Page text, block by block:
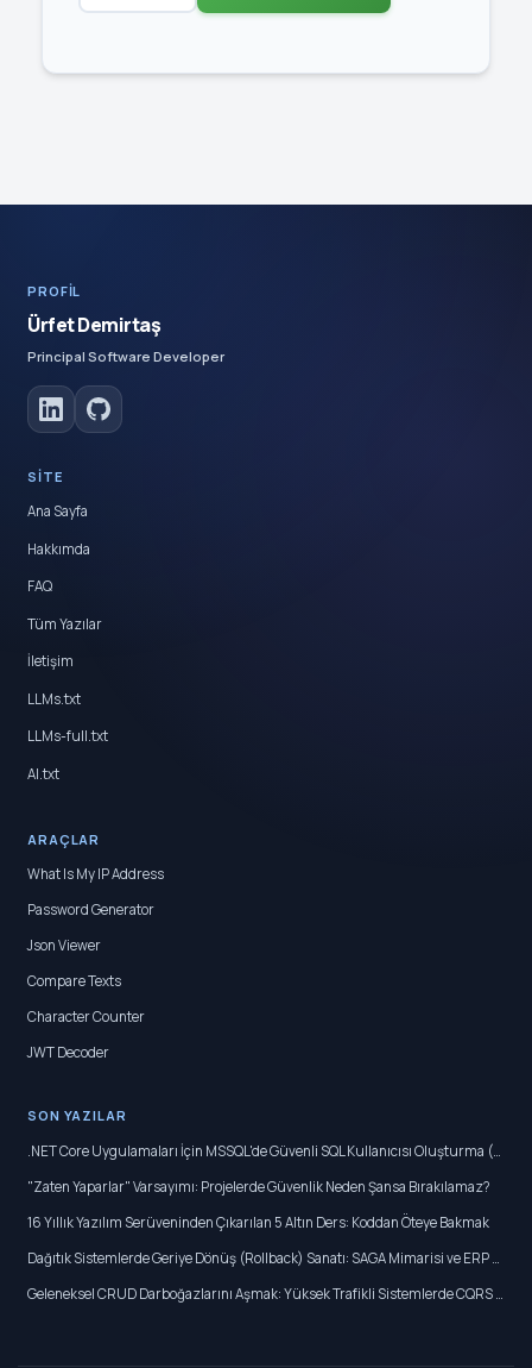
PROFIL
Ürfet Demirtaş
Principal Software Developer
SITE
Ana Sayfa
Hakkımda
FAQ
Tüm Yazılar
İletişim
LLMs.txt
LLMs-full.txt
AI.txt
ARAÇLAR
What Is My IP Address
Password Generator
Json Viewer
Compare Texts
Character Counter
JWT Decoder
SON YAZILAR
"Zaten Yaparlar" Varsayımı: Projelerde Güvenlik Neden Şansa Bırakılamaz?
16 Yıllık Yazılım Serüveninden Çıkarılan 5 Altın Ders: Koddan Öteye Bakmak